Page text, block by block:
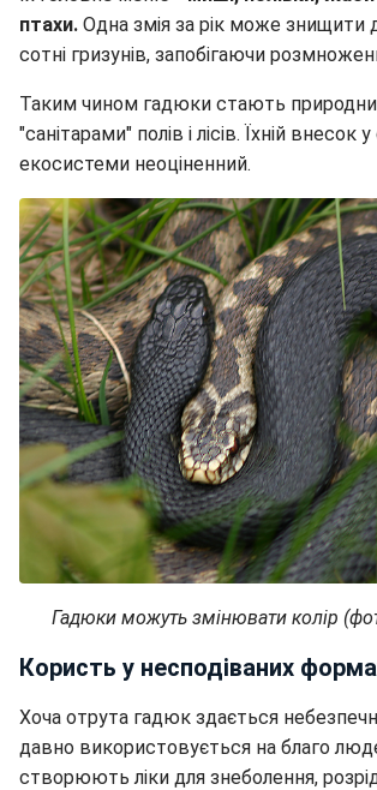
птахи. Одна змія за рік може знищити
сотні гризунів, запобігаючи
Таким чином гадюки стають
"санітарами" полів і лісів. Їхній внесок
екосистеми неоціненний.
Гадюки можуть змінювати колір
Користь у несподіваних
Хоча отрута гадюк здається
давно використовується на благо
створюють ліки для знеболення,